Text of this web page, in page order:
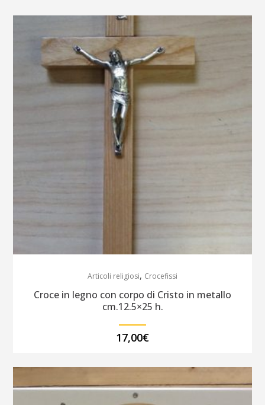
quantity
Articoli religiosi, Crocefissi
Croce in legno con corpo di Cristo in metallo
cm.12.5×25 h.
17,00€